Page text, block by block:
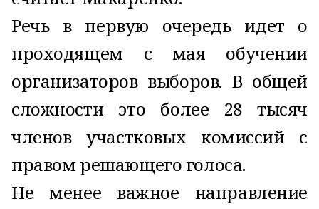
Речь в первую очередь идет о
проходящем с мая обучении
организаторов выборов. В общей
сложности это более 28 тысяч
членов участковых комиссий с
правом решающего голоса.
Не менее важное направление